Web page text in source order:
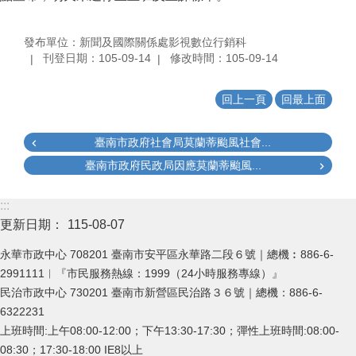
發布單位：新聞及國際關係處影視數位行銷科
刊登日期：105-09-14
修改時間：105-09-14
回上一頁 回最上面
臺南市政府社會局莫蘭蒂颱風社會...
臺南市政府民政局因應莫蘭蒂颱風...
:::
更新日期：
115-08-07
永華市政中心 708201 臺南市安平區永華路二段６號｜總機︰886-6-
2991111︱『市民服務熱線：1999（24小時服務專線）』
民治市政中心 730201 臺南市新營區民治路３６號｜總機：886-6-
6322231
上班時間:上午08:00-12:00；下午13:30-17:30；彈性上班時間:08:00-
08:30；17:30-18:00 IE8以上